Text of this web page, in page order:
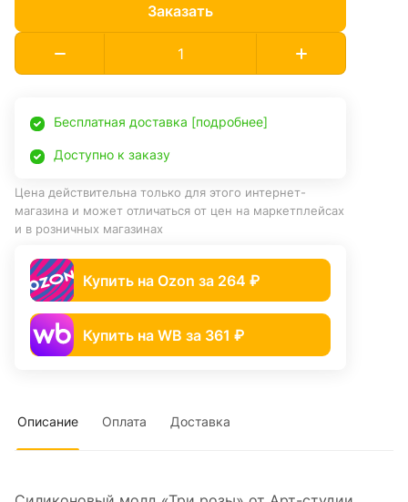
Заказать
Бесплатная доставка [подробнее]
Доступно к заказу
Цена действительна только для этого интернет-
магазина и может отличаться от цен на маркетплейсах
и в розничных магазинах
Купить на Ozon за 264 ₽
Купить на WB за 361 ₽
Описание Оплата Доставка